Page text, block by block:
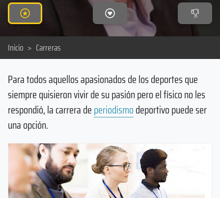
Inicio > Carreras
Para todos aquellos apasionados de los deportes que
siempre quisieron vivir de su pasión pero el físico no les
respondió, la carrera deperiodismodeportivo puede ser
una opción.